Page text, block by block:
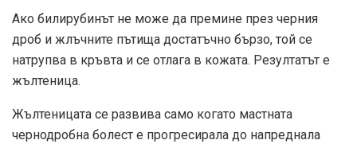
Ако билирубинът не може да премине през черния
дроб и жлъчните пътища достатъчно бързо, той се
натрупва в кръвта и се отлага в кожата. Резултатът е
жълтеница.
Жълтеницата се развива само когато мастната
чернодробна болест е прогресирала до напреднала